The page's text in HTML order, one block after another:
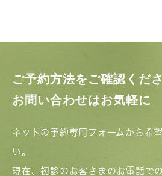
ご予約方法をご確認くだ
お問い合わせはお気軽に
ネットの予約専用フォームから希
い。
現在、初診のお客さまのお電話で